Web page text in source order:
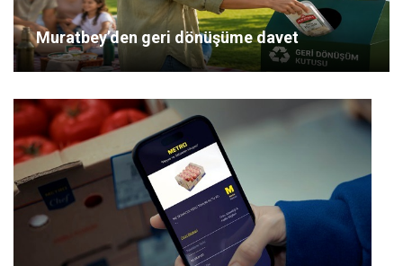
Muratbey’den geri dönüşüme davet